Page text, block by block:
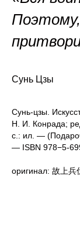
Сунь Цзы
Сунь-цзы.
Н. И. Конрада;
с.: ил. —
— ISBN 978−5-
оригинал: 故上兵